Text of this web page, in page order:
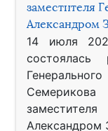
заместителя
Александром
14 июля
состоялась
Александром